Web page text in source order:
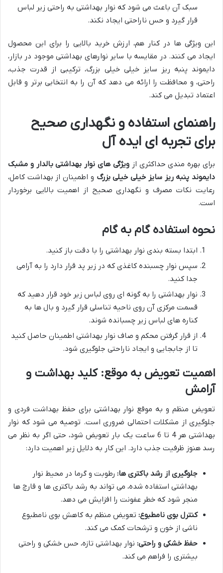
سبک آن باعث می شود که نوار بهداشتی به راحتی زیر لباس
قرار گیرد و حس ناراحتی ایجاد نکند.
این ویژگی ها در کنار هم، ارزش خرید بالایی را برای این محصول
ایجاد می کنند. در مقایسه با سایر نوارهای بهداشتی موجود در بازار،
دایموند پنبه ریز سایز خیلی خیلی بزرگ، ترکیبی از قدرت جذب،
راحتی، و محافظت را ارائه می دهد که آن را به انتخابی برتر و قابل
اعتماد تبدیل می کند.
راهنمای استفاده و نگهداری صحیح
برای تجربه ای ایده آل
برای بهره مندی حداکثری ازویژگی های نوار بهداشتی بالدار و مشبک
دایموند پنبه ریز سایز خیلی خیلی بزرگ و اطمینان از بهداشت کامل،
رعایت نکات مصرف و نگهداری صحیح از اهمیت بالایی برخوردار
است.
نحوه استفاده گام به گام
ابتدا بسته بندی نوار بهداشتی را با دقت باز کنید.
سپس نوار چسبنده کاغذی که در زیر پد قرار دارد را به آرامی
جدا کنید.
نوار بهداشتی را به گونه ای روی لباس زیر خود قرار دهید که
قسمت مرکزی آن روی ناحیه تناسلی قرار گیرد و بال ها به
کناره های لباس زیر چسبانده شوند.
از قرار گرفتن محکم و صاف نوار بهداشتی اطمینان حاصل کنید
تا از جابجایی و ایجاد ناراحتی جلوگیری شود.
اهمیت تعویض به موقع: کلید بهداشت و
آرامش
تعویض منظم و به موقع نوار بهداشتی برای حفظ بهداشت فردی و
جلوگیری از مشکلات احتمالی ضروری است. توصیه می شود که نوار
بهداشتی هر 4 تا 6 ساعت یک بار تعویض شود، حتی اگر به نظر می
رسد هنوز ظرفیت جذب دارد. این کار به دلایل زیر اهمیت دارد:
جلوگیری از رشد باکتری ها: رطوبت و گرما در محیط نوار
بهداشتی استفاده شده، می تواند به رشد باکتری ها و قارچ ها
منجر شود که خطر عفونت را افزایش می دهد.
کنترل بوی نامطبوع: تعویض منظم به کاهش بوی نامطبوع
ناشی از خون و ترشحات کمک می کند.
حفظ خشکی و راحتی: نوار بهداشتی تازه، حس خشکی و راحتی
بیشتری را فراهم می کند.